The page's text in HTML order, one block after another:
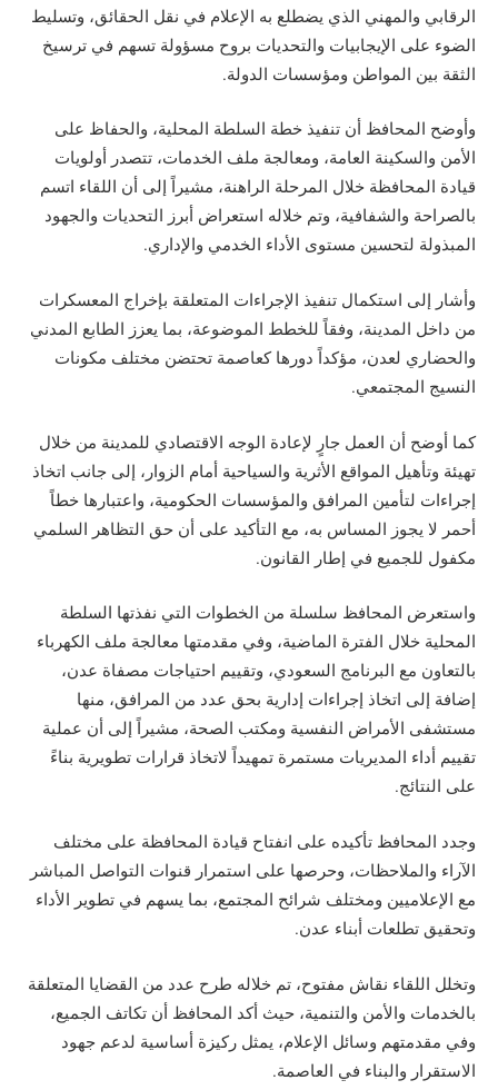
الرقابي والمهني الذي يضطلع به الإعلام في نقل الحقائق، وتسليط
الضوء على الإيجابيات والتحديات بروح مسؤولة تسهم في ترسيخ
الثقة بين المواطن ومؤسسات الدولة.
وأوضح المحافظ أن تنفيذ خطة السلطة المحلية، والحفاظ على
الأمن والسكينة العامة، ومعالجة ملف الخدمات، تتصدر أولويات
قيادة المحافظة خلال المرحلة الراهنة، مشيراً إلى أن اللقاء اتسم
بالصراحة والشفافية، وتم خلاله استعراض أبرز التحديات والجهود
المبذولة لتحسين مستوى الأداء الخدمي والإداري.
وأشار إلى استكمال تنفيذ الإجراءات المتعلقة بإخراج المعسكرات
من داخل المدينة، وفقاً للخطط الموضوعة، بما يعزز الطابع المدني
والحضاري لعدن، مؤكداً دورها كعاصمة تحتضن مختلف مكونات
النسيج المجتمعي.
كما أوضح أن العمل جارٍ لإعادة الوجه الاقتصادي للمدينة من خلال
تهيئة وتأهيل المواقع الأثرية والسياحية أمام الزوار، إلى جانب اتخاذ
إجراءات لتأمين المرافق والمؤسسات الحكومية، واعتبارها خطاً
أحمر لا يجوز المساس به، مع التأكيد على أن حق التظاهر السلمي
مكفول للجميع في إطار القانون.
واستعرض المحافظ سلسلة من الخطوات التي نفذتها السلطة
المحلية خلال الفترة الماضية، وفي مقدمتها معالجة ملف الكهرباء
بالتعاون مع البرنامج السعودي، وتقييم احتياجات مصفاة عدن،
إضافة إلى اتخاذ إجراءات إدارية بحق عدد من المرافق، منها
مستشفى الأمراض النفسية ومكتب الصحة، مشيراً إلى أن عملية
تقييم أداء المديريات مستمرة تمهيداً لاتخاذ قرارات تطويرية بناءً
على النتائج.
وجدد المحافظ تأكيده على انفتاح قيادة المحافظة على مختلف
الآراء والملاحظات، وحرصها على استمرار قنوات التواصل المباشر
مع الإعلاميين ومختلف شرائح المجتمع، بما يسهم في تطوير الأداء
وتحقيق تطلعات أبناء عدن.
وتخلل اللقاء نقاش مفتوح، تم خلاله طرح عدد من القضايا المتعلقة
بالخدمات والأمن والتنمية، حيث أكد المحافظ أن تكاتف الجميع،
وفي مقدمتهم وسائل الإعلام، يمثل ركيزة أساسية لدعم جهود
الاستقرار والبناء في العاصمة.